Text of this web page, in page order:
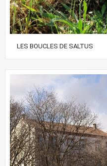
LES BOUCLES DE SALTUS